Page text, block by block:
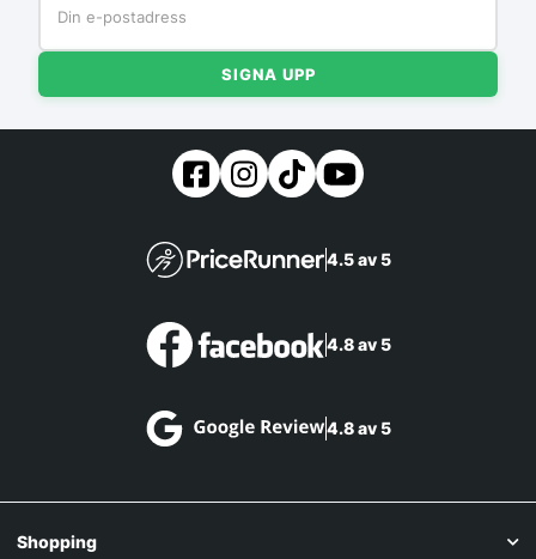
SIGNA UPP
4.5 av 5
4.8 av 5
4.8 av 5
Shopping